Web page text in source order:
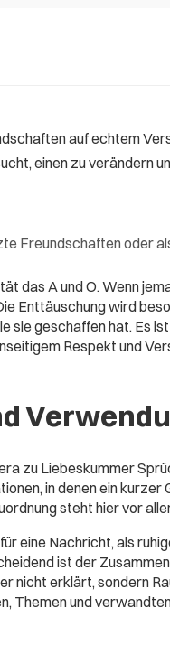
auf echtem
einen zu verändern
Freundschaften oder
das A und O. Wenn
Enttäuschung wird
sie geschaffen hat. Es
Respekt und
zu Liebeskummer
in denen ein kurzer
steht hier vor
eine Nachricht, als
ist der
nicht erklärt, sondern
Themen und